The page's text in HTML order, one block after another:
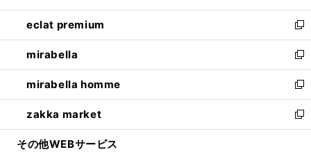
開
く
ウ
で
開
く
ン
ド
ウ
で
開
く
ウ
ィ
ン
ド
ウ
で
開
く
し
い
ウ
ィ
ン
ド
ウ
で
開
eclat premium
新
し
い
ウ
ィ
ン
ド
ウ
mirabella
新
し
い
ウ
ィ
ン
mirabella homme
新
し
い
ウ
zakka market
新
し
その他WEBサービス